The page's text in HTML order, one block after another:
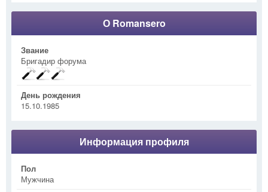
О Romansero
Звание
Бригадир форума
День рождения
15.10.1985
Информация профиля
Пол
Мужчина